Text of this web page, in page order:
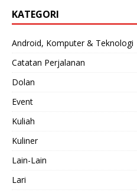
KATEGORI
Android, Komputer & Teknologi
Catatan Perjalanan
Dolan
Event
Kuliah
Kuliner
Lain-Lain
Lari